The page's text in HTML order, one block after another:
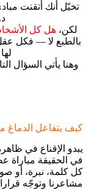
تخيّل أنك أتقنت
لكن،هل كل
بالطبع لا — فكل
وهنا يأتي السؤال
كيف يتفاعل الدماغ
يبدو الإقناع في
في الحقيقة مباراة
كل كلمة، نبرة، أو
مشاعرنا وتوجّه